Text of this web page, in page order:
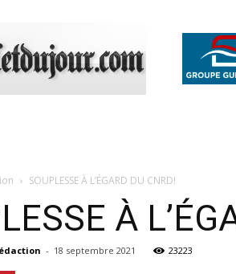
SOUPLESSE À L’ÉGARD DU CNRD!
À
- 18 septembre 2021 23223